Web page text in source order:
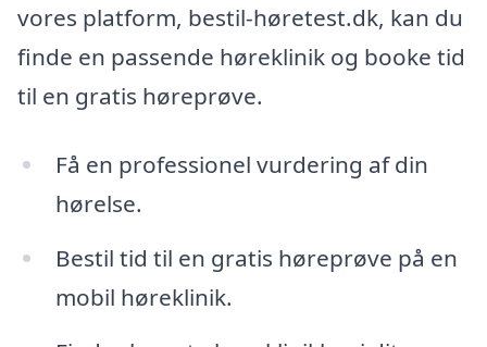
vores platform, bestil-høretest.dk, kan du
finde en passende høreklinik og booke tid
til en gratis høreprøve.
Få en professionel vurdering af din
hørelse.
Bestil tid til en gratis høreprøve på en
mobil høreklinik.